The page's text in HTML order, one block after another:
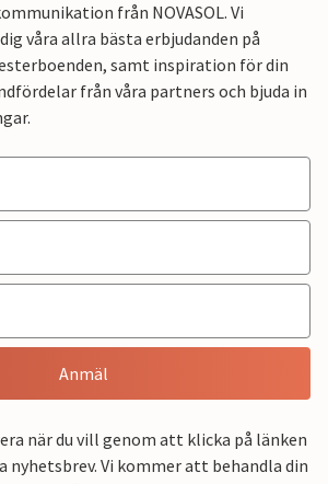
från NOVASOL. Vi
våra allra bästa erbjudanden på
samt inspiration för din
från våra partners och bjuda in
Anmäl
när du vill genom att klicka på länken
nyhetsbrev. Vi kommer att behandla din